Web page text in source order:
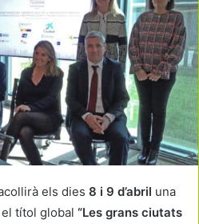
els dies 8 i 9 d’abril una
títol global “Les grans ciutats